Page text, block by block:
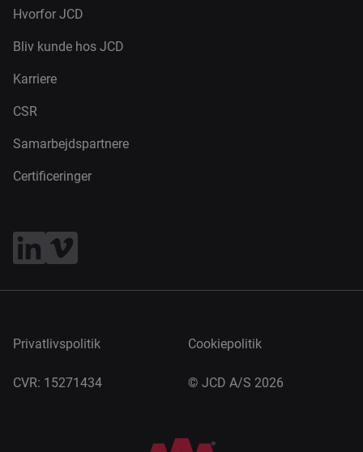
Hvorfor JCD
Bliv kunde hos JCD
Karriere
CSR
Samarbejdspartnere
Certificeringer
Privatlivspolitik Cookiepolitik
CVR: 15271434 © JCD A/S 2026